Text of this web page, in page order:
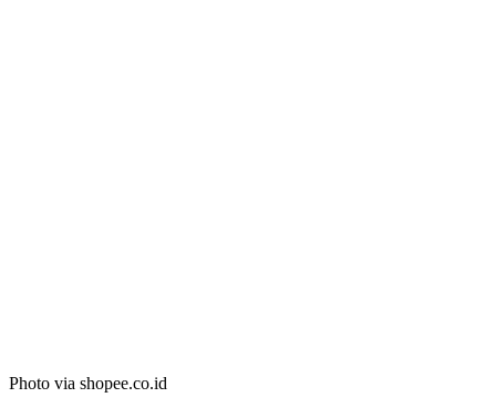
Photo via shopee.co.id